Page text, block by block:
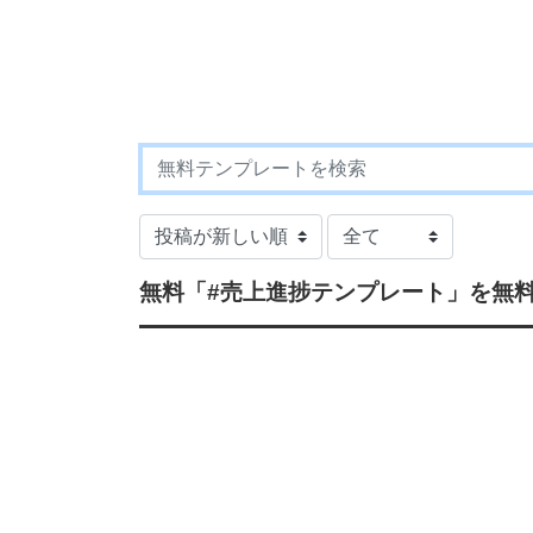
無料「#売上進捗テンプレート」 を無